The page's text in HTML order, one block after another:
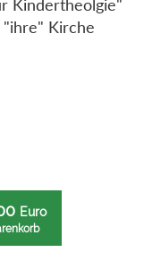
Kindertheolgie"
Kirche
Euro